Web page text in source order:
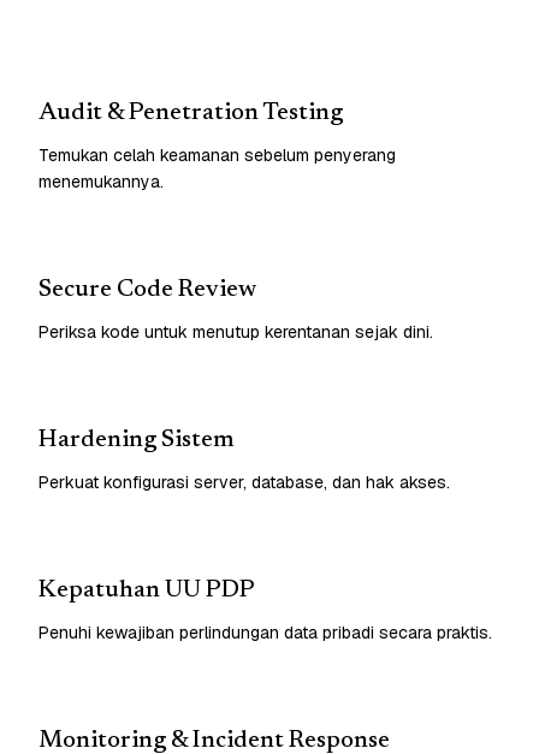
Audit & Penetration Testing
Temukan celah keamanan sebelum penyerang
menemukannya.
Secure Code Review
Periksa kode untuk menutup kerentanan sejak dini.
Hardening Sistem
Perkuat konfigurasi server, database, dan hak akses.
Kepatuhan UU PDP
Penuhi kewajiban perlindungan data pribadi secara praktis.
Monitoring & Incident Response